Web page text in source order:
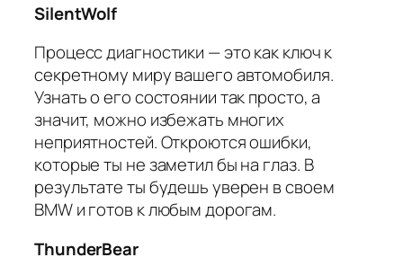
SilentWolf
Процесс диагностики — это как ключ к
секретному миру вашего автомобиля.
Узнать о его состоянии так просто, а
значит, можно избежать многих
неприятностей. Откроются ошибки,
которые ты не заметил бы на глаз. В
результате ты будешь уверен в своем
BMW и готов к любым дорогам.
ThunderBear